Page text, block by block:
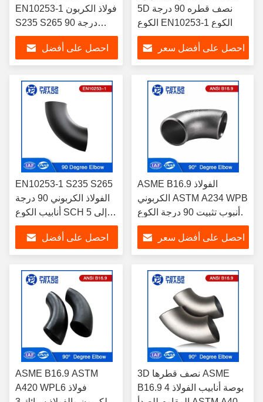
EN10253-1 فولاذ الكربون
S235 S265 90 درجة
الكوع الأسود الطلاء /
الغالبية احصل على أفضل
5D نصف قطره 90 درجة
الكوع EN10253-1 الكوع
احصل على أفضل سعر
EN10253-1 S235 S265
الفولاذ الكربوني 90 درجة
أنابيب الكوع SCH 5 إلى
SCH XXS لتغيير اتجاهات
أنظمة الأنابيب
احصل على أفضل
ASME B16.9 الفولاذ
الكربوني ASTM A234 WPB
أنبوب تثبيت 90 درجة الكوع
1/2' إلى 48' بوصة
احصل على أفضل سعر
ASME B16.9 ASTM
A420 WPL6 فولاذ
3D نصف قطرها ASME
B16.9 4 بوصة أنابيب الفولاذ